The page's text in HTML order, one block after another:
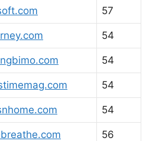
57
54
54
54
54
56